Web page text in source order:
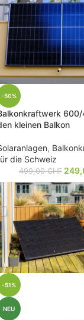
-50%
kleinen Balkon
,
die Schweiz
499,00CHF
-51%
NEU